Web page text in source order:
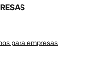
para empresas